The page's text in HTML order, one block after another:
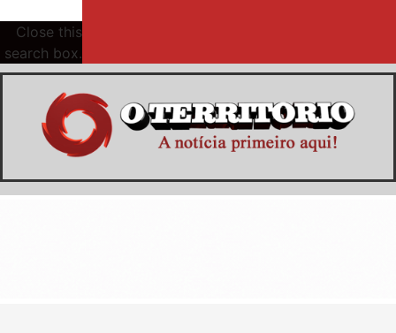
Close this
search box.